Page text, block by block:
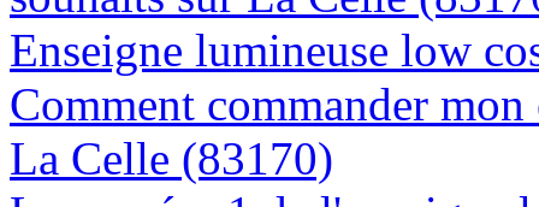
Enseigne lumineuse low
Comment commander
La Celle (83170)